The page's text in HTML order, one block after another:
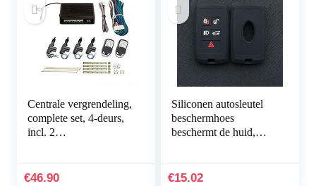
Centrale vergrendeling,
complete set, 4-deurs,
incl. 2
€46.90
Siliconen autosleutel
beschermhoes
beschermt de huid,
Evoque Discovery
€15.02